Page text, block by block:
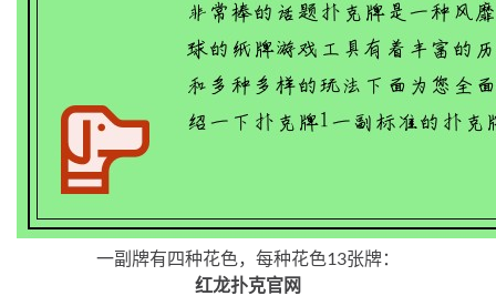
一副牌有四种花色，每种花色13张牌：
红龙扑克官网